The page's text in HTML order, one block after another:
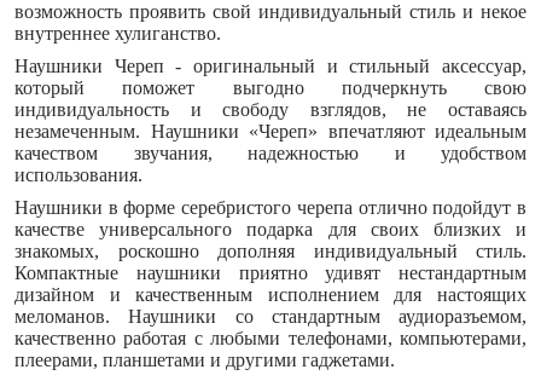
возможность проявить свой индивидуальный стиль и некое
внутреннее хулиганство.
Наушники Череп - оригинальный и стильный аксессуар,
который поможет выгодно подчеркнуть свою
индивидуальность и свободу взглядов, не оставаясь
незамеченным. Наушники «Череп» впечатляют идеальным
качеством звучания, надежностью и удобством
использования.
Наушники в форме серебристого черепа отлично подойдут в
качестве универсального подарка для своих близких и
знакомых, роскошно дополняя индивидуальный стиль.
Компактные наушники приятно удивят нестандартным
дизайном и качественным исполнением для настоящих
меломанов. Наушники со стандартным аудиоразъемом,
качественно работая с любыми телефонами, компьютерами,
плеерами, планшетами и другими гаджетами.